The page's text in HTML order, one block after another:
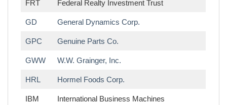
FRT Federal Realty Investment Trust
GD General Dynamics Corp.
GPC Genuine Parts Co.
GWW W.W. Grainger, Inc.
HRL Hormel Foods Corp.
IBM
International Business Machines